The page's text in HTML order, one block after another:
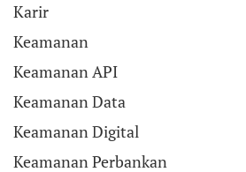
Karir
Keamanan
Keamanan API
Keamanan Data
Keamanan Digital
Keamanan Perbankan